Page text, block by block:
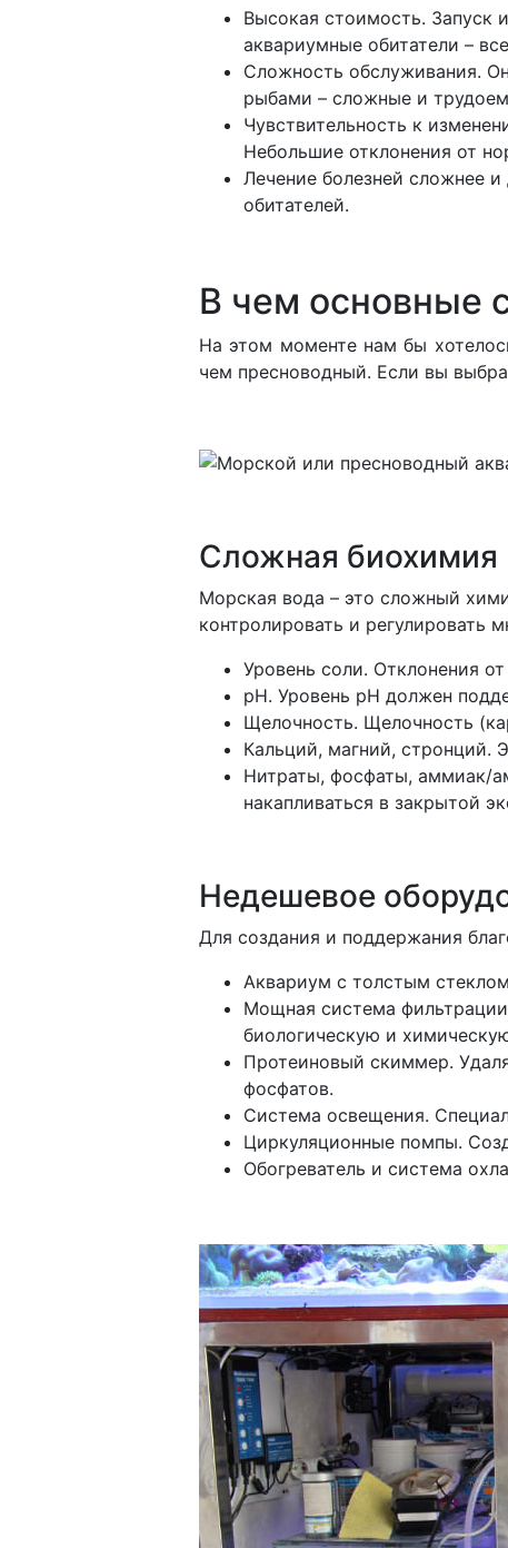
Высокая стоимость. Запуск
аквариумные обитатели –
Сложность обслуживания.
рыбами – сложные и
Чувствительность к
Небольшие отклонения от
Лечение болезней сложнее
обитателей.
В чем основные
На этом моменте нам бы
чем пресноводный. Если вы
Сложная биохимия
Морская вода – это сложный
контролировать и регулировать
Уровень соли. Отклонения
pH. Уровень pH должен
Щелочность. Щелочность
Кальций, магний, стронций.
Нитраты, фосфаты, аммиак/
накапливаться в закрытой
Недешевое
Для создания и поддержания
Аквариум с толстым
Мощная система
биологическую и
Протеиновый скиммер.
фосфатов.
Система освещения.
Циркуляционные помпы.
Обогреватель и система